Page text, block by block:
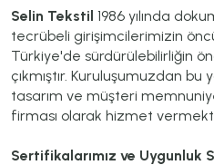
Selin Tekstil 1986 yılında
tecrübeli girişimcilerimizin
Türkiye'de sürdürülebilirliğin
çıkmıştır. Kuruluşumuzdan
tasarım ve müşteri
firması olarak hizmet
Sertifikalarımız ve Uygunluk